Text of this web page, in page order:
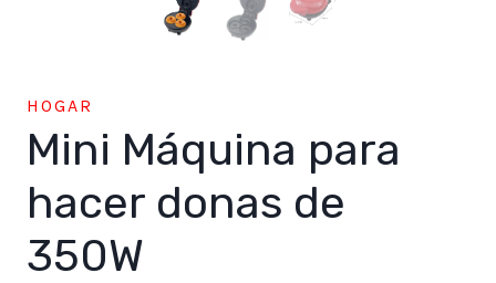
HOGAR
Mini Máquina para
hacer donas de
350W